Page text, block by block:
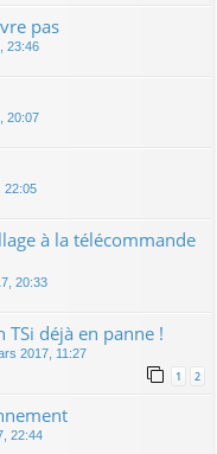
pas
23:46
20:07
22:05
à la télécommande
20:33
déjà en panne !
2017, 11:27
1 2
22:44